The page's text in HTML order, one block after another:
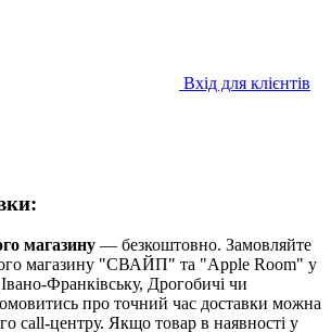
Вхід для клієнтів
магазину — безкоштовно. Замовляйте
магазину "СВАЙП" та "Apple Room" у
Франківську, Дрогобичі чи
про точний час доставки можна
call-центру. Якщо товар в наявності у